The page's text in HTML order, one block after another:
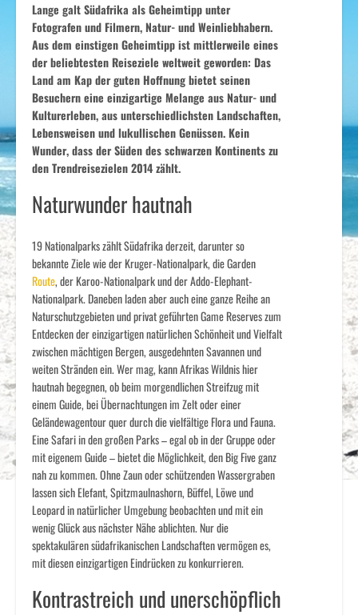
Lange galt Südafrika als Geheimtipp unter
Fotografen und Filmern, Natur- und Weinliebhabern.
Aus dem einstigen Geheimtipp ist mittlerweile eines
der beliebtesten Reiseziele weltweit geworden: Das
Land am Kap der guten Hoffnung bietet seinen
Besuchern eine einzigartige Melange aus Natur- und
Kulturerleben, aus unterschiedlichsten Landschaften,
Lebensweisen und lukullischen Genüssen. Kein
Wunder, dass der Süden des schwarzen Kontinents zu
den Trendreisezielen 2014 zählt.
Naturwunder hautnah
19 Nationalparks zählt Südafrika derzeit, darunter so
bekannte Ziele wie der Kruger-Nationalpark, die Garden
Route, der Karoo-Nationalpark und der Addo-Elephant-
Nationalpark. Daneben laden aber auch eine ganze Reihe an
Naturschutzgebieten und privat geführten Game Reserves zum
Entdecken der einzigartigen natürlichen Schönheit und Vielfalt
zwischen mächtigen Bergen, ausgedehnten Savannen und
weiten Stränden ein. Wer mag, kann Afrikas Wildnis hier
hautnah begegnen, ob beim morgendlichen Streifzug mit
einem Guide, bei Übernachtungen im Zelt oder einer
Geländewagentour quer durch die vielfältige Flora und Fauna.
Eine Safari in den großen Parks – egal ob in der Gruppe oder
mit eigenem Guide – bietet die Möglichkeit, den Big Five ganz
nah zu kommen. Ohne Zaun oder schützenden Wassergraben
lassen sich Elefant, Spitzmaulnashorn, Büffel, Löwe und
Leopard in natürlicher Umgebung beobachten und mit ein
wenig Glück aus nächster Nähe ablichten. Nur die
spektakulären südafrikanischen Landschaften vermögen es,
mit diesen einzigartigen Eindrücken zu konkurrieren.
Kontrastreich und unerschöpflich